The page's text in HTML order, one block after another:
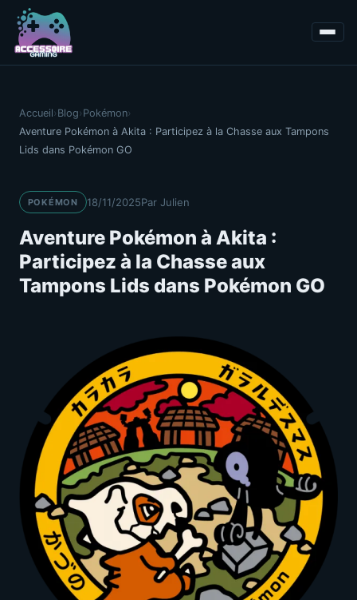
Accueil› Blog› Pokémon›
Aventure Pokémon à Akita : Participez à la Chasse aux Tampons
Lids dans Pokémon GO
POKÉMON 18/11/2025Par Julien
Aventure Pokémon à Akita :
Participez à la Chasse aux
Tampons Lids dans Pokémon GO